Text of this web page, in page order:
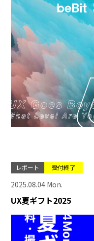
レポート 受付終了
2025.08.04 Mon.
UX夏ギフト2025